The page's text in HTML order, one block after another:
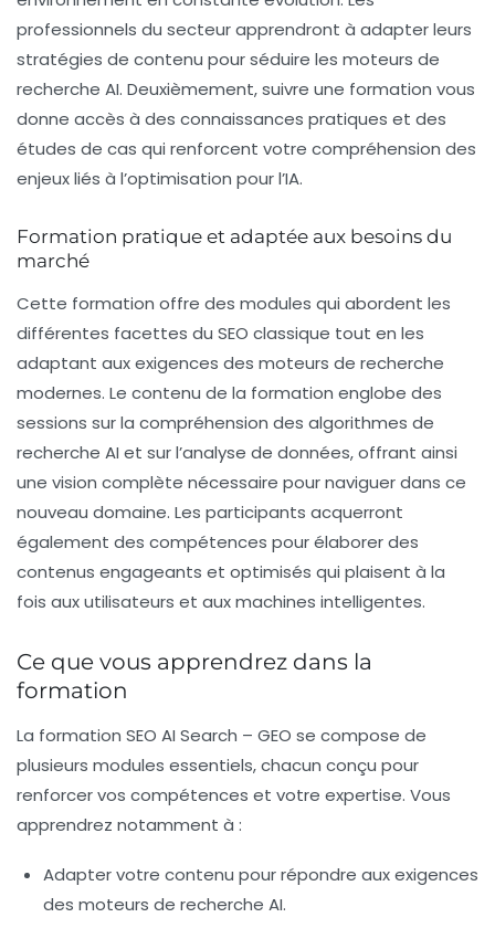
professionnels du secteur apprendront à adapter leurs
stratégies de contenu pour séduire les moteurs de
recherche AI. Deuxièmement, suivre une formation vous
donne accès à des connaissances pratiques et des
études de cas qui renforcent votre compréhension des
enjeux liés à l’optimisation pour l’IA.
Formation pratique et adaptée aux besoins du
marché
Cette formation offre des modules qui abordent les
différentes facettes du SEO classique tout en les
adaptant aux exigences des moteurs de recherche
modernes. Le contenu de la formation englobe des
sessions sur la compréhension des algorithmes de
recherche AI et sur l’analyse de données, offrant ainsi
une vision complète nécessaire pour naviguer dans ce
nouveau domaine. Les participants acquerront
également des compétences pour élaborer des
contenus engageants et optimisés qui plaisent à la
fois aux utilisateurs et aux machines intelligentes.
Ce que vous apprendrez dans la
formation
La formation SEO AI Search – GEO se compose de
plusieurs modules essentiels, chacun conçu pour
renforcer vos compétences et votre expertise. Vous
apprendrez notamment à :
Adapter votre contenu pour répondre aux exigences
des moteurs de recherche AI.